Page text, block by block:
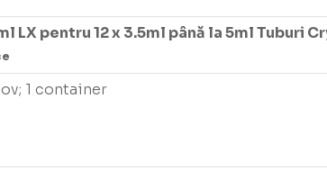
pentru 12 x 3.5ml până la 5ml Tuburi
1 container